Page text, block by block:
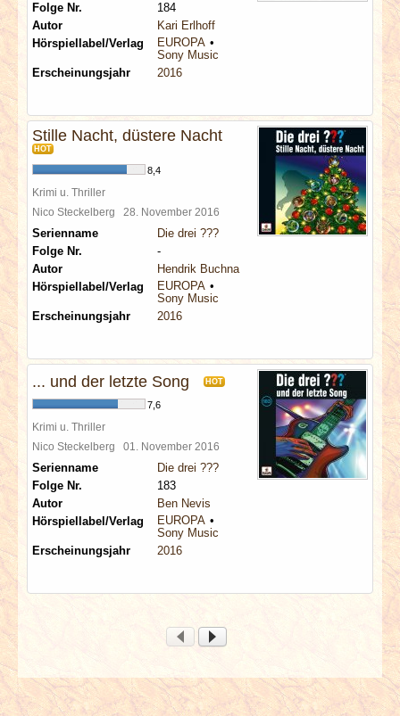
Folge Nr.
184
Autor
Kari Erlhoff
Hörspiellabel/Verlag
EUROPA
Sony Music
Erscheinungsjahr
2016
Stille Nacht, düstere Nacht
HOT
8,4
Krimi u. Thriller
Nico Steckelberg 28. November 2016
Serienname
Die drei ???
Folge Nr.
-
Autor
Hendrik Buchna
Hörspiellabel/Verlag
EUROPA
Sony Music
Erscheinungsjahr
2016
... und der letzte Song HOT
7,6
Krimi u. Thriller
Nico Steckelberg 01. November 2016
Serienname
Die drei ???
Folge Nr.
183
Autor
Ben Nevis
Hörspiellabel/Verlag
EUROPA
Sony Music
Erscheinungsjahr
2016